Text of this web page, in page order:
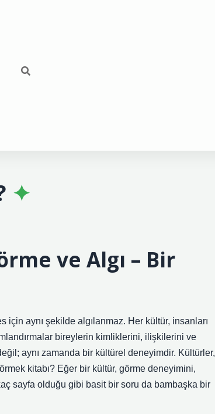
ve Algı – Bir
aynı şekilde algılanmaz. Her kültür, insanları
bireylerin kimliklerini, ilişkilerini ve
aynı zamanda bir kültürel deneyimdir. Kültürler,
kitabı? Eğer bir kültür, görme deneyimini,
sayfa olduğu gibi basit bir soru da bambaşka bir